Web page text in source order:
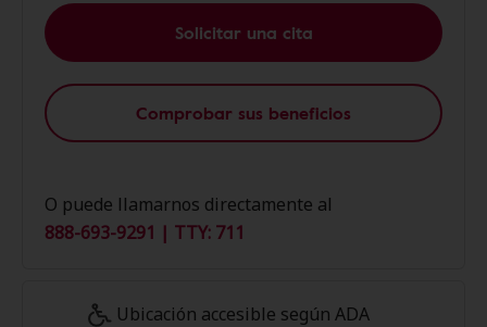
Solicitar una cita
Comprobar sus beneficios
O puede llamarnos directamente al
888-693-9291 | TTY: 711
Ubicación accesible según ADA